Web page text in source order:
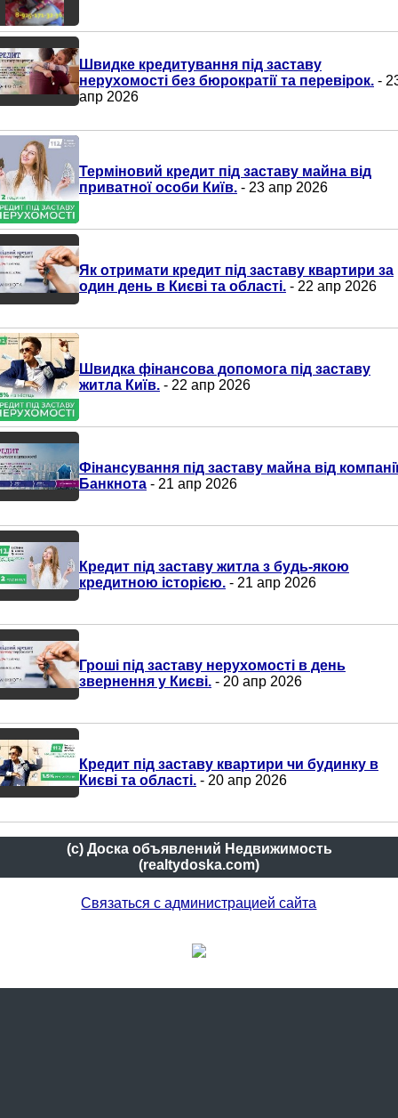
Швидке кредитування під заставу
нерухомості без бюрократії та перевірок. -
апр 2026
Терміновий кредит під заставу майна від
приватної особи Київ. - 23 апр 2026
Як отримати кредит під заставу квартири за
один день в Києві та області. - 22 апр 2026
Швидка фінансова допомога під заставу
житла Київ. - 22 апр 2026
Фінансування під заставу майна від
Банкнота - 21 апр 2026
Кредит під заставу житла з будь-якою
кредитною історією. - 21 апр 2026
Гроші під заставу нерухомості в день
звернення у Києві. - 20 апр 2026
Кредит під заставу квартири чи будинку в
Києві та області. - 20 апр 2026
(c) Доска объявлений Недвижимость
(realtydoska.com)
Связаться с администрацией сайта